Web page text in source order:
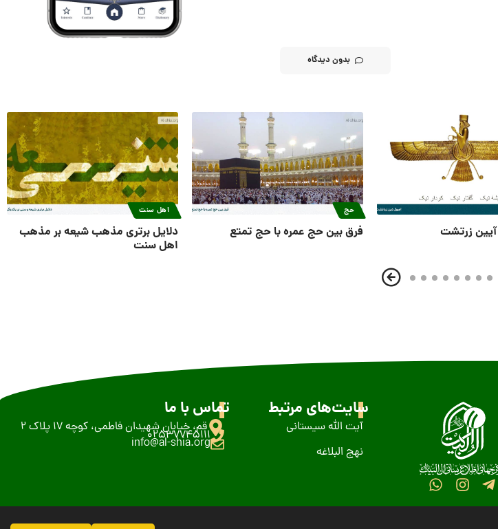
بدون دیدگاه
زرتشت
حج
فرق بین حج عمره با حج تمتع
اهل سنت
دلایل برتری مذهب شیعه بر مذهب
اهل سنت
سایت‌های مرتبط
آیت الله سیستانی
نهج البلاغه
تماس با ما
قم، خیابان شهیدان فاطمی، کوچه 17 پلاک 2
02537745111
info@al-shia.org